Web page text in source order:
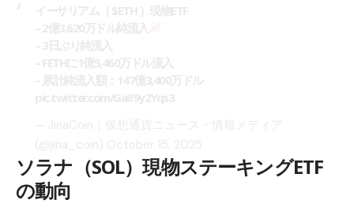
ソラナ（SOL）現物ステーキングETF
の動向